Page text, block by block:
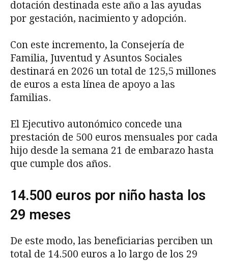
dotación destinada este año a las ayudas
por gestación, nacimiento y adopción.
Con este incremento, la Consejería de
Familia, Juventud y Asuntos Sociales
destinará en 2026 un total de 125,5 millones
de euros a esta línea de apoyo a las
familias.
El Ejecutivo autonómico concede una
prestación de 500 euros mensuales por cada
hijo desde la semana 21 de embarazo hasta
que cumple dos años.
14.500 euros por niño hasta los
29 meses
De este modo, las beneficiarias perciben un
total de 14.500 euros a lo largo de los 29